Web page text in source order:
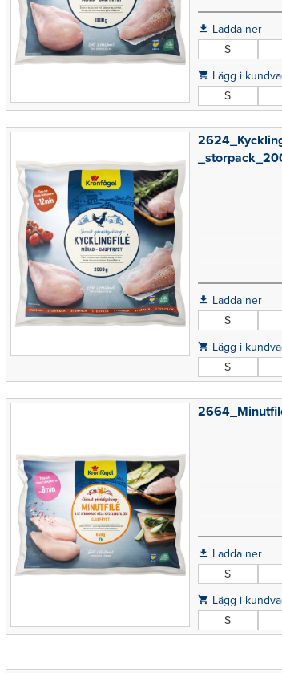
Ladda ner
S
Lägg i
S
Ladda ner
S
Lägg i
S
Ladda ner
S
Lägg i
S